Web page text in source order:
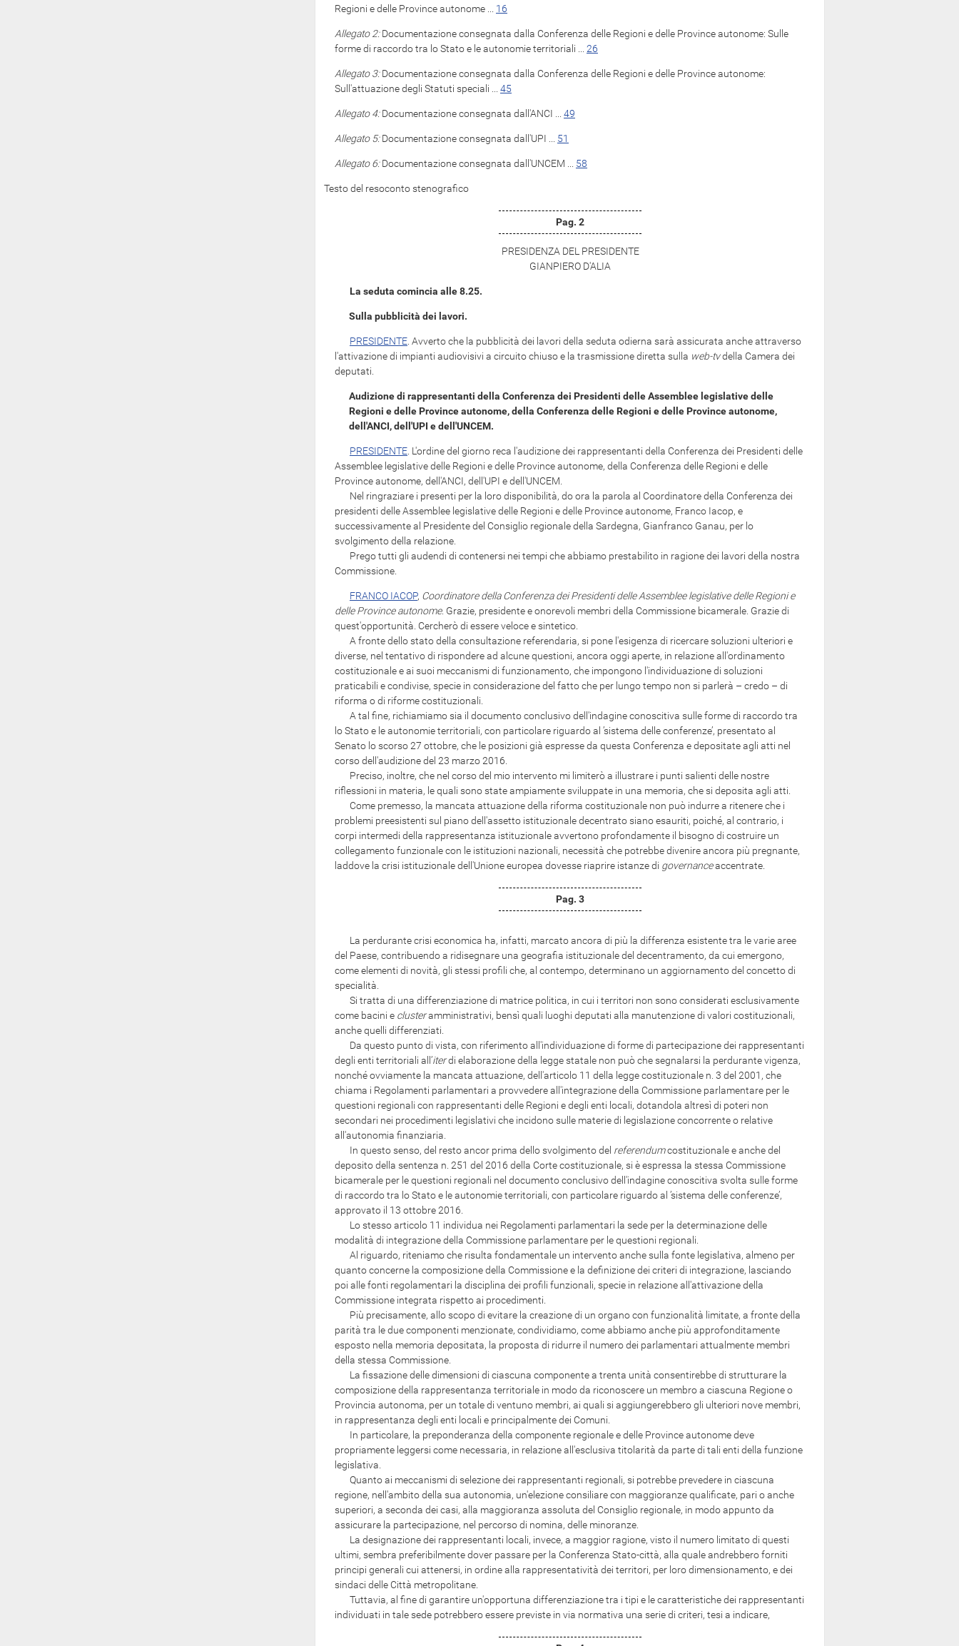
Regioni e delle Province autonome ... 16
Allegato 2:Documentazione consegnata dalla Conferenza delle Regioni e delle Province autonome: Sulle
forme di raccordo tra lo Stato e le autonomie territoriali ... 26
Allegato 3:Documentazione consegnata dalla Conferenza delle Regioni e delle Province autonome:
Sull'attuazione degli Statuti speciali ... 45
Allegato 4:Documentazione consegnata dall'ANCI ... 49
Allegato 5:Documentazione consegnata dall'UPI ... 51
Allegato 6:Documentazione consegnata dall'UNCEM ... 58
Testo del resoconto stenografico
Pag. 2
PRESIDENZA DEL PRESIDENTE
GIANPIERO D'ALIA
La seduta comincia alle 8.25.
Sulla pubblicità dei lavori.
PRESIDENTE . Avverto che la pubblicità dei lavori della seduta odierna sarà assicurata anche attraverso
l'attivazione di impianti audiovisivi a circuito chiuso e la trasmissione diretta sulla web-tvdella Camera dei
deputati.
Audizione di rappresentanti della Conferenza dei Presidenti delle Assemblee legislative delle
Regioni e delle Province autonome, della Conferenza delle Regioni e delle Province autonome,
dell'ANCI, dell'UPI e dell'UNCEM.
PRESIDENTE . L'ordine del giorno reca l'audizione dei rappresentanti della Conferenza dei Presidenti delle
Assemblee legislative delle Regioni e delle Province autonome, della Conferenza delle Regioni e delle
Province autonome, dell'ANCI, dell'UPI e dell'UNCEM.
Nel ringraziare i presenti per la loro disponibilità, do ora la parola al Coordinatore della Conferenza dei
presidenti delle Assemblee legislative delle Regioni e delle Province autonome, Franco Iacop, e
successivamente al Presidente del Consiglio regionale della Sardegna, Gianfranco Ganau, per lo
svolgimento della relazione.
Prego tutti gli audendi di contenersi nei tempi che abbiamo prestabilito in ragione dei lavori della nostra
Commissione.
FRANCO IACOP, Coordinatore della Conferenza dei Presidenti delle Assemblee legislative delle Regioni e
delle Province autonome. Grazie, presidente e onorevoli membri della Commissione bicamerale. Grazie di
quest'opportunità. Cercherò di essere veloce e sintetico.
A fronte dello stato della consultazione referendaria, si pone l'esigenza di ricercare soluzioni ulteriori e
diverse, nel tentativo di rispondere ad alcune questioni, ancora oggi aperte, in relazione all'ordinamento
costituzionale e ai suoi meccanismi di funzionamento, che impongono l'individuazione di soluzioni
praticabili e condivise, specie in considerazione del fatto che per lungo tempo non si parlerà – credo – di
riforma o di riforme costituzionali.
A tal fine, richiamiamo sia il documento conclusivo dell'indagine conoscitiva sulle forme di raccordo tra
lo Stato e le autonomie territoriali, con particolare riguardo al ’sistema delle conferenze’, presentato al
Senato lo scorso 27 ottobre, che le posizioni già espresse da questa Conferenza e depositate agli atti nel
corso dell'audizione del 23 marzo 2016.
Preciso, inoltre, che nel corso del mio intervento mi limiterò a illustrare i punti salienti delle nostre
riflessioni in materia, le quali sono state ampiamente sviluppate in una memoria, che si deposita agli atti.
Come premesso, la mancata attuazione della riforma costituzionale non può indurre a ritenere che i
problemi preesistenti sul piano dell'assetto istituzionale decentrato siano esauriti, poiché, al contrario, i
corpi intermedi della rappresentanza istituzionale avvertono profondamente il bisogno di costruire un
collegamento funzionale con le istituzioni nazionali, necessità che potrebbe divenire ancora più pregnante,
laddove la crisi istituzionale dell'Unione europea dovesse riaprire istanze di governanceaccentrate.
Pag. 3
La perdurante crisi economica ha, infatti, marcato ancora di più la differenza esistente tra le varie aree
del Paese, contribuendo a ridisegnare una geografia istituzionale del decentramento, da cui emergono,
come elementi di novità, gli stessi profili che, al contempo, determinano un aggiornamento del concetto di
specialità.
Si tratta di una differenziazione di matrice politica, in cui i territori non sono considerati esclusivamente
come bacini e clusteramministrativi, bensì quali luoghi deputati alla manutenzione di valori costituzionali,
anche quelli differenziati.
Da questo punto di vista, con riferimento all'individuazione di forme di partecipazione dei rappresentanti
degli enti territoriali all’iterdi elaborazione della legge statale non può che segnalarsi la perdurante vigenza,
nonché ovviamente la mancata attuazione, dell'articolo 11 della legge costituzionale n. 3 del 2001, che
chiama i Regolamenti parlamentari a provvedere all'integrazione della Commissione parlamentare per le
questioni regionali con rappresentanti delle Regioni e degli enti locali, dotandola altresì di poteri non
secondari nei procedimenti legislativi che incidono sulle materie di legislazione concorrente o relative
all'autonomia finanziaria.
In questo senso, del resto ancor prima dello svolgimento del referendumcostituzionale e anche del
deposito della sentenza n. 251 del 2016 della Corte costituzionale, si è espressa la stessa Commissione
bicamerale per le questioni regionali nel documento conclusivo dell'indagine conoscitiva svolta sulle forme
di raccordo tra lo Stato e le autonomie territoriali, con particolare riguardo al ’sistema delle conferenze’,
approvato il 13 ottobre 2016.
Lo stesso articolo 11 individua nei Regolamenti parlamentari la sede per la determinazione delle
modalità di integrazione della Commissione parlamentare per le questioni regionali.
Al riguardo, riteniamo che risulta fondamentale un intervento anche sulla fonte legislativa, almeno per
quanto concerne la composizione della Commissione e la definizione dei criteri di integrazione, lasciando
poi alle fonti regolamentari la disciplina dei profili funzionali, specie in relazione all'attivazione della
Commissione integrata rispetto ai procedimenti.
Più precisamente, allo scopo di evitare la creazione di un organo con funzionalità limitate, a fronte della
parità tra le due componenti menzionate, condividiamo, come abbiamo anche più approfonditamente
esposto nella memoria depositata, la proposta di ridurre il numero dei parlamentari attualmente membri
della stessa Commissione.
La fissazione delle dimensioni di ciascuna componente a trenta unità consentirebbe di strutturare la
composizione della rappresentanza territoriale in modo da riconoscere un membro a ciascuna Regione o
Provincia autonoma, per un totale di ventuno membri, ai quali si aggiungerebbero gli ulteriori nove membri,
in rappresentanza degli enti locali e principalmente dei Comuni.
In particolare, la preponderanza della componente regionale e delle Province autonome deve
propriamente leggersi come necessaria, in relazione all'esclusiva titolarità da parte di tali enti della funzione
legislativa.
Quanto ai meccanismi di selezione dei rappresentanti regionali, si potrebbe prevedere in ciascuna
regione, nell'ambito della sua autonomia, un'elezione consiliare con maggioranze qualificate, pari o anche
superiori, a seconda dei casi, alla maggioranza assoluta del Consiglio regionale, in modo appunto da
assicurare la partecipazione, nel percorso di nomina, delle minoranze.
La designazione dei rappresentanti locali, invece, a maggior ragione, visto il numero limitato di questi
ultimi, sembra preferibilmente dover passare per la Conferenza Stato-città, alla quale andrebbero forniti
principi generali cui attenersi, in ordine alla rappresentatività dei territori, per loro dimensionamento, e dei
sindaci delle Città metropolitane.
Tuttavia, al fine di garantire un'opportuna differenziazione tra i tipi e le caratteristiche dei rappresentanti
individuati in tale sede potrebbero essere previste in via normativa una serie di criteri, tesi a indicare,